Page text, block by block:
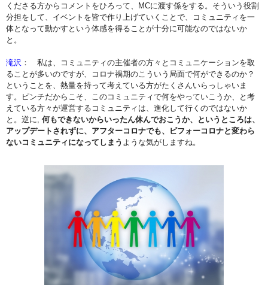
くださる方からコメントをひろって、MCに渡す係をする。そういう役割
分担をして、イベントを皆で作り上げていくことで、コミュニティを一
体となって動かすという体感を得ることが十分に可能なのではないか
と。
滝沢 ： 私は、コミュニティの主催者の方々とコミュニケーションを取
ることが多いのですが、コロナ禍期のこういう局面で何ができるのか？
ということを、熱量を持って考えている方がたくさんいらっしゃいま
す。ピンチだからこそ、このコミュニティで何をやっていこうか、と考
えている方々が運営するコミュニティは、進化して行くのではないか
と。逆に, 何もできないからいったん休んでおこうか、というところは、
アップデートされずに、アフターコロナでも、ビフォーコロナと変わら
ないコミュニティになってしまう ような気がしますね。